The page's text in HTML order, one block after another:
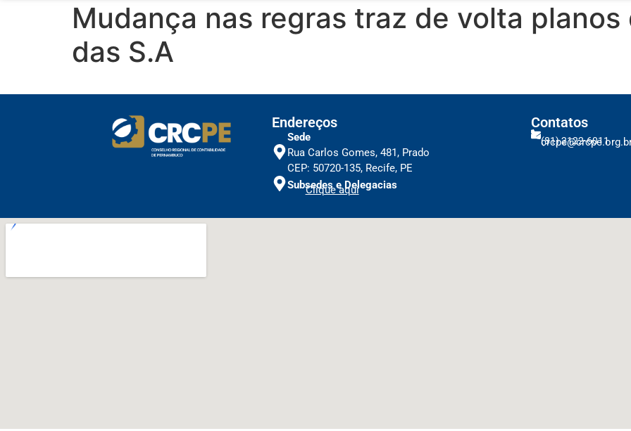
Mudança nas regras traz de volta planos
das S.A
Endereços
Sede
Rua Carlos Gomes, 481, Prado
CEP: 50720-135, Recife, PE
Subsedes e Delegacias
Clique aqui
Contatos
(81) 2122-6011